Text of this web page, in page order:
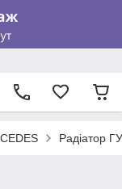
Радіатор